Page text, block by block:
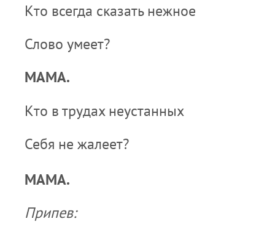
Кто всегда сказать нежное
Слово умеет?
МАМА.
Кто в трудах неустанных
Себя не жалеет?
МАМА.
Припев: